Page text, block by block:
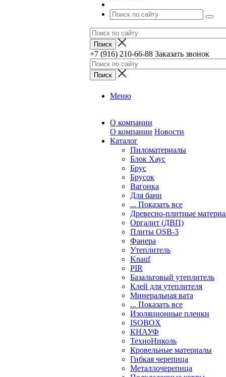
+7 (916) 210-66-88 Заказать звонок
Меню
О компании
О компании Новости
Каталог
Пиломатериалы
Блок Хаус
Брус
Брусок
Вагонка
Для бани
... Показать все
Древесно-плитные
Оргалит (ДВП)
Плиты OSB-3
Фанера
Утеплитель
Knauf
PIR
Базальтовый утеплитель
Клей для утеплителя
Минеральная вата
... Показать все
Изоляционные пленки
ISOBOX
КНАУФ
ТехноНиколь
Кровельные материалы
Гибкая черепица
Металлочерепица